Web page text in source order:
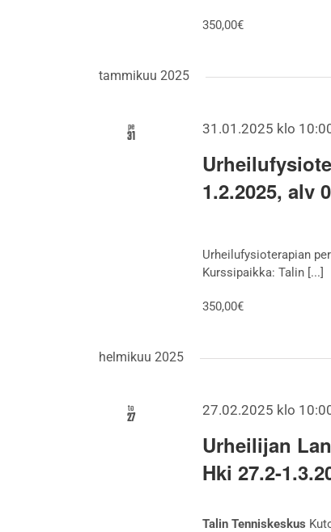
350,00€
tammikuu 2025
pe
31
1.2.2025, alv
31.01.2025 klo
Urheilufysioterapian
Kurssipaikka: Talin [...]
350,00€
helmikuu 2025
to
27
Urheilijan
Hki 27.2-
27.02.2025 klo
Talin Tenniskeskus